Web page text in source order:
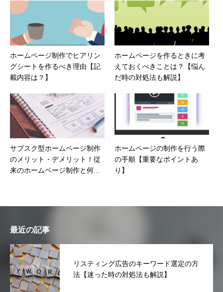
ホームページ制作でヒアリン
グシートを作るべき理由【記
載内容は？】
ホームページを作るときに考
えておくべきことは？【悩ん
だ時の対処法も解説】
サブスク型ホームページ制作
のメリット・デメリット！従
来のホームページ制作と何が
ホームページの制作を行う際
の手順【重要なポイントあ
り】
最近の記事
リスティング広告のキーワード選定の方
法【迷った時の対処法も解説】